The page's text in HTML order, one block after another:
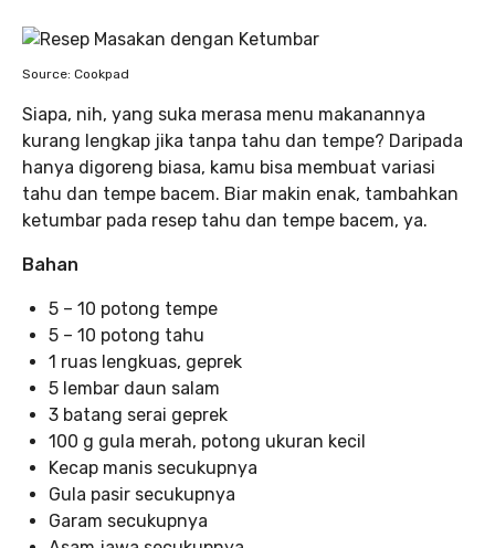
Source: Cookpad
Siapa, nih, yang suka merasa menu makanannya
kurang lengkap jika tanpa tahu dan tempe? Daripada
hanya digoreng biasa, kamu bisa membuat variasi
tahu dan tempe bacem. Biar makin enak, tambahkan
ketumbar pada resep tahu dan tempe bacem, ya.
Bahan
5 – 10 potong tempe
5 – 10 potong tahu
1 ruas lengkuas, geprek
5 lembar daun salam
3 batang serai geprek
100 g gula merah, potong ukuran kecil
Kecap manis secukupnya
Gula pasir secukupnya
Garam secukupnya